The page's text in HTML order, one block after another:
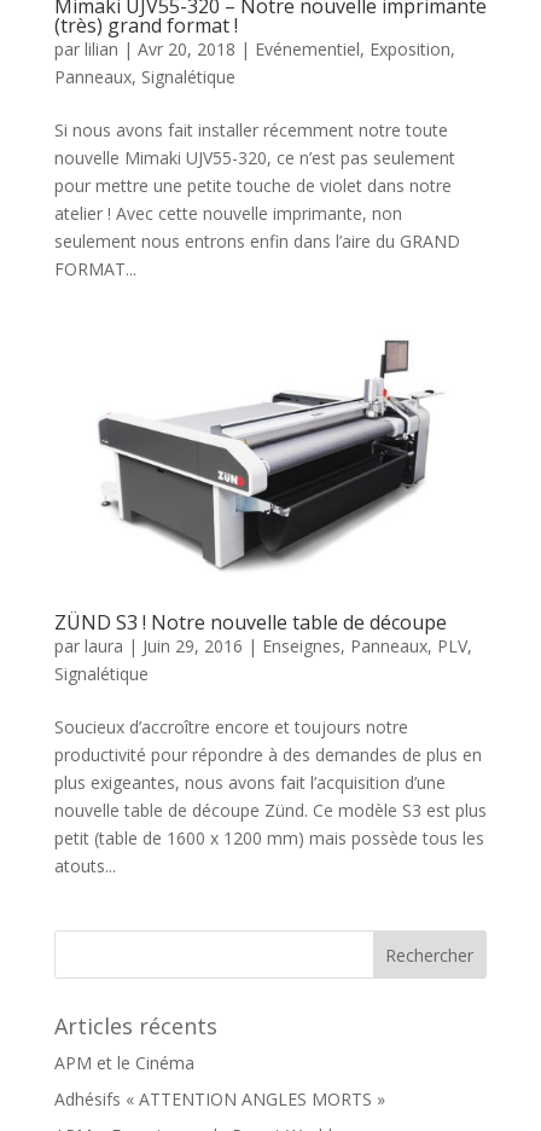
Mimaki UJV55-320 – Notre nouvelle imprimante
(très) grand format !
par lilian | Avr 20, 2018 | Evénementiel, Exposition,
Panneaux, Signalétique
Si nous avons fait installer récemment notre toute
nouvelle Mimaki UJV55-320, ce n’est pas seulement
pour mettre une petite touche de violet dans notre
atelier ! Avec cette nouvelle imprimante, non
seulement nous entrons enfin dans l’aire du GRAND
FORMAT...
ZÜND S3 ! Notre nouvelle table de découpe
par laura | Juin 29, 2016 | Enseignes, Panneaux, PLV,
Signalétique
Soucieux d’accroître encore et toujours notre
productivité pour répondre à des demandes de plus en
plus exigeantes, nous avons fait l’acquisition d’une
nouvelle table de découpe Zünd. Ce modèle S3 est plus
petit (table de 1600 x 1200 mm) mais possède tous les
atouts...
Articles récents
APM et le Cinéma
Adhésifs « ATTENTION ANGLES MORTS »